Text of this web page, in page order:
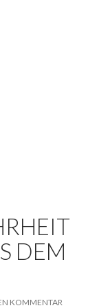
DEM
KOMMENTAR